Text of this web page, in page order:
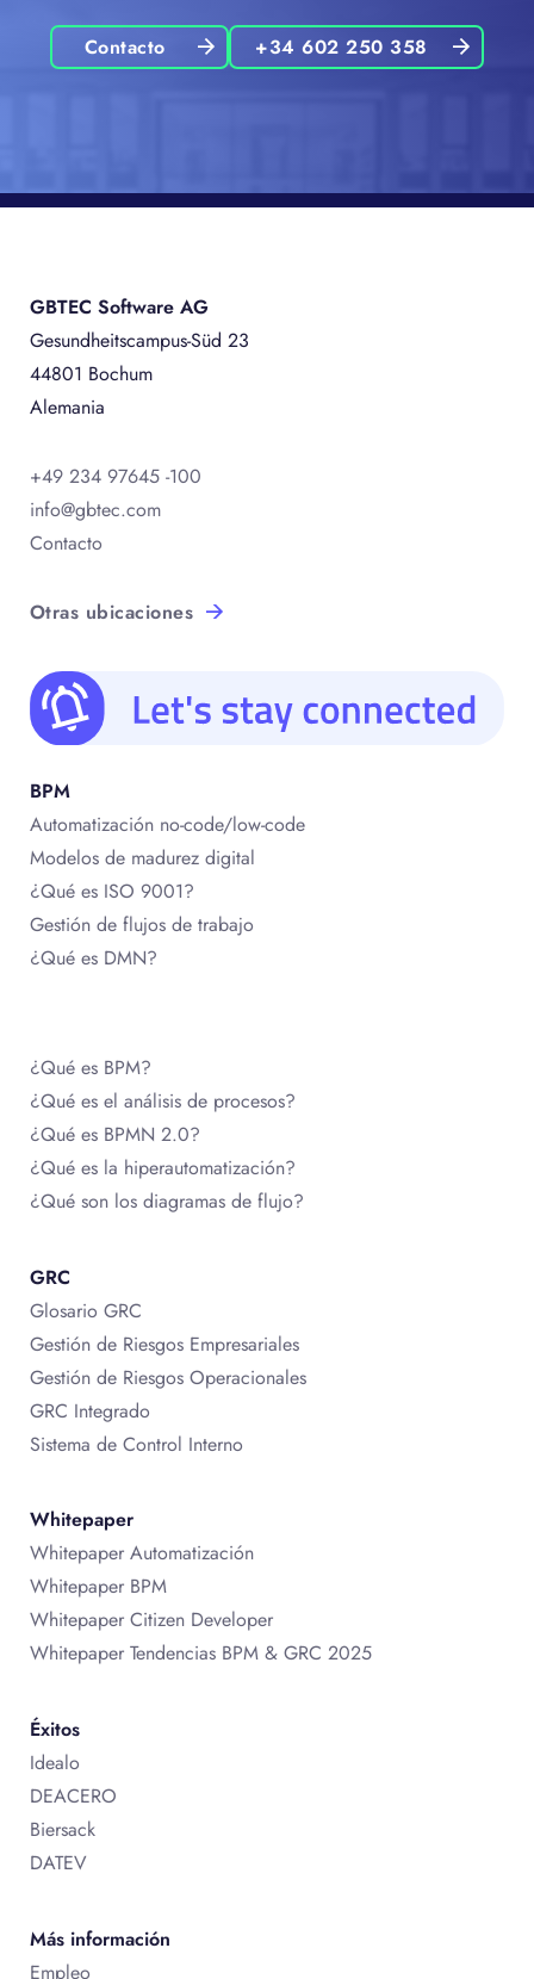
Contacto +34 602 250 358
GBTEC Software AG
Gesundheitscampus-Süd 23
44801 Bochum
Alemania
+49 234 97645 -100
info@gbtec.com
Contacto
Otras ubicaciones
BPM
Automatización no-code/low-code
Modelos de madurez digital
¿Qué es ISO 9001?
Gestión de flujos de trabajo
¿Qué es DMN?
¿Qué es BPM?
¿Qué es el análisis de procesos?
¿Qué es BPMN 2.0?
¿Qué es la hiperautomatización?
¿Qué son los diagramas de flujo?
GRC
Glosario GRC
Gestión de Riesgos Empresariales
Gestión de Riesgos Operacionales
GRC Integrado
Sistema de Control Interno
Whitepaper
Whitepaper Automatización
Whitepaper BPM
Whitepaper Citizen Developer
Whitepaper Tendencias BPM & GRC 2025
Éxitos
Idealo
DEACERO
Biersack
DATEV
Más información
Empleo